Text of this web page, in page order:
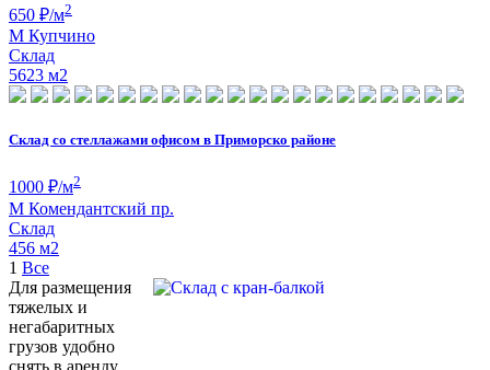
650 ₽/м2
М Купчино
Склад
5623 м2
Склад со стеллажами офисом в Приморско районе
1000 ₽/м2
М Комендантский пр.
Склад
456 м2
1 Все
Для размещения
тяжелых и
негабаритных
грузов удобно
снять в аренду